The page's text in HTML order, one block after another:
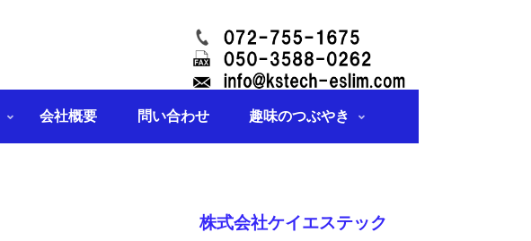
会社概要 問い合わせ 趣味のつぶやき
株式会社ケイエステック